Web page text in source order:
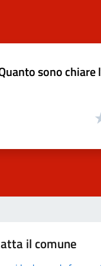
sono
il comune